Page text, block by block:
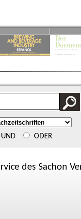
UND ODER
des Sachon